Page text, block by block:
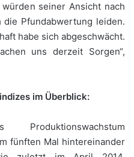
seiner Ansicht nach
Pfundabwertung leiden.
habe sich abgeschwächt.
uns derzeit Sorgen“,
im Überblick:
fünften Mal hintereinander